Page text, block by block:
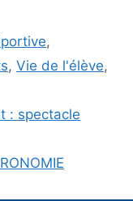
,
, Vie de l'élève,
: spectacle